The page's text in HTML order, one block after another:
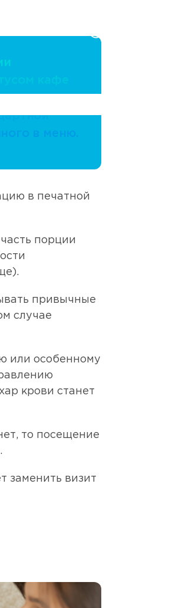
в меню.
в печатной
порции
привычные
случае
или особенному
крови станет
то посещение
заменить визит